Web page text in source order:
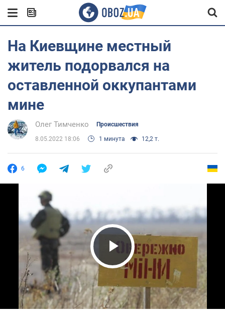
На Киевщине местный
житель подорвался на
оставленной оккупантами
мине
Олег Тимченко Происшествия
8.05.2022 18:06 1 минута 12,2 т.
6
Play Video